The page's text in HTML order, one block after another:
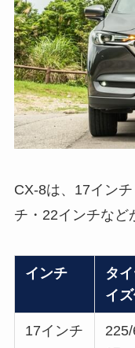
CX-8は、17イン
チ・22インチなど
インチ
タ
イズ
17インチ